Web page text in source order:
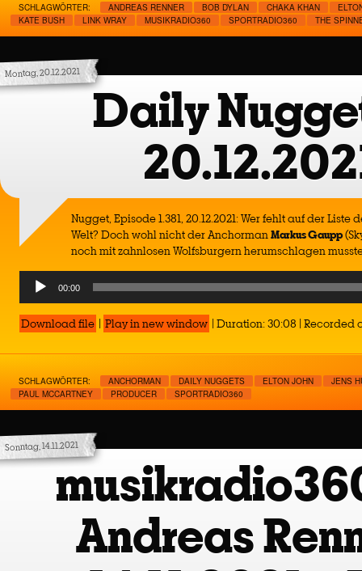
SCHLAGWÖRTER: ANDREAS RENNER BOB DYLAN CHAKA KHAN
KATE BUSH
LINK WRAY MUSIKRADIO360 SPORTRADIO360 THE
Montag, 20.12.2021
Daily
Nugget, Episode 1.381, 20.12.2021: Wer fehlt auf der
Welt? Doch wohl nicht der AnchormanMarkus Gaupp
noch mit zahnlosen Wolfsburgern herumschlagen
Audio
Player
00:00
Download file | Play in new window | Duration: 30:08 | Recorded
SCHLAGWÖRTER: ANCHORMAN DAILY NUGGETS ELTON JOHN
JENS
PAUL MCCARTNEY
PRODUCER SPORTRADIO360
Sonntag, 14.11.2021
Andreas